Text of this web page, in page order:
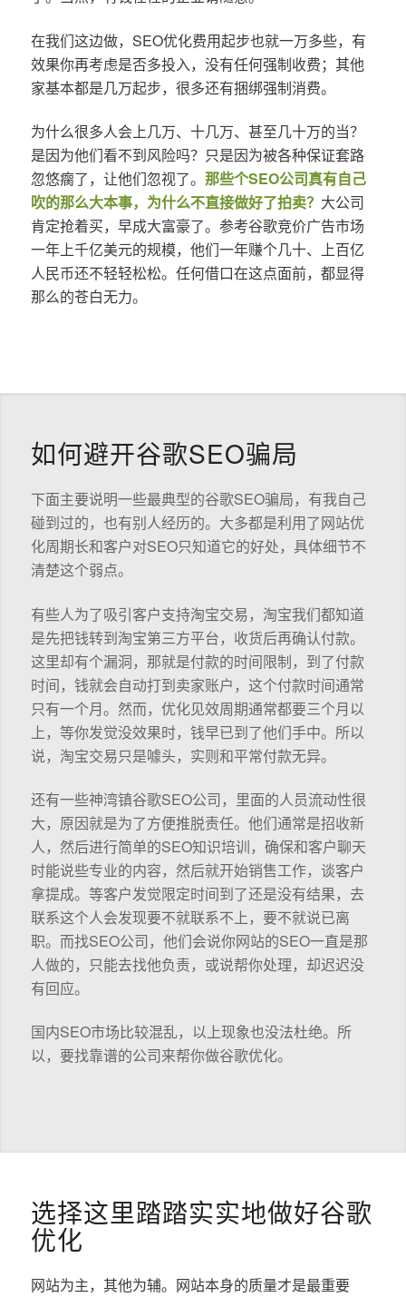
在我们这边做，SEO优化费用起步也就一万多些，有
效果你再考虑是否多投入，没有任何强制收费；其他
家基本都是几万起步，很多还有捆绑强制消费。
为什么很多人会上几万、十几万、甚至几十万的当？
是因为他们看不到风险吗？只是因为被各种保证套路
忽悠瘸了，让他们忽视了。 那些个SEO公司真有自己
吹的那么大本事，为什么不直接做好了拍卖？ 大公司
肯定抢着买，早成大富豪了。参考谷歌竞价广告市场
一年上千亿美元的规模，他们一年赚个几十、上百亿
人民币还不轻轻松松。任何借口在这点面前，都显得
那么的苍白无力。
如何避开谷歌SEO骗局
下面主要说明一些最典型的谷歌SEO骗局，有我自己
碰到过的，也有别人经历的。大多都是利用了网站优
化周期长和客户对SEO只知道它的好处，具体细节不
清楚这个弱点。
有些人为了吸引客户支持淘宝交易，淘宝我们都知道
是先把钱转到淘宝第三方平台，收货后再确认付款。
这里却有个漏洞，那就是付款的时间限制，到了付款
时间，钱就会自动打到卖家账户，这个付款时间通常
只有一个月。然而，优化见效周期通常都要三个月以
上，等你发觉没效果时，钱早已到了他们手中。所以
说，淘宝交易只是噱头，实则和平常付款无异。
还有一些神湾镇谷歌SEO公司，里面的人员流动性很
大，原因就是为了方便推脱责任。他们通常是招收新
人，然后进行简单的SEO知识培训，确保和客户聊天
时能说些专业的内容，然后就开始销售工作，谈客户
拿提成。等客户发觉限定时间到了还是没有结果，去
联系这个人会发现要不就联系不上，要不就说已离
职。而找SEO公司，他们会说你网站的SEO一直是那
人做的，只能去找他负责，或说帮你处理，却迟迟没
有回应。
国内SEO市场比较混乱，以上现象也没法杜绝。所
以，要找靠谱的公司来帮你做谷歌优化。
选择这里踏踏实实地做好谷歌
优化
网站为主，其他为辅。网站本身的质量才是最重要